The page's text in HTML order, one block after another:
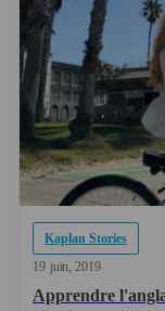
Kaplan Stories
19 juin 2019
Apprendre